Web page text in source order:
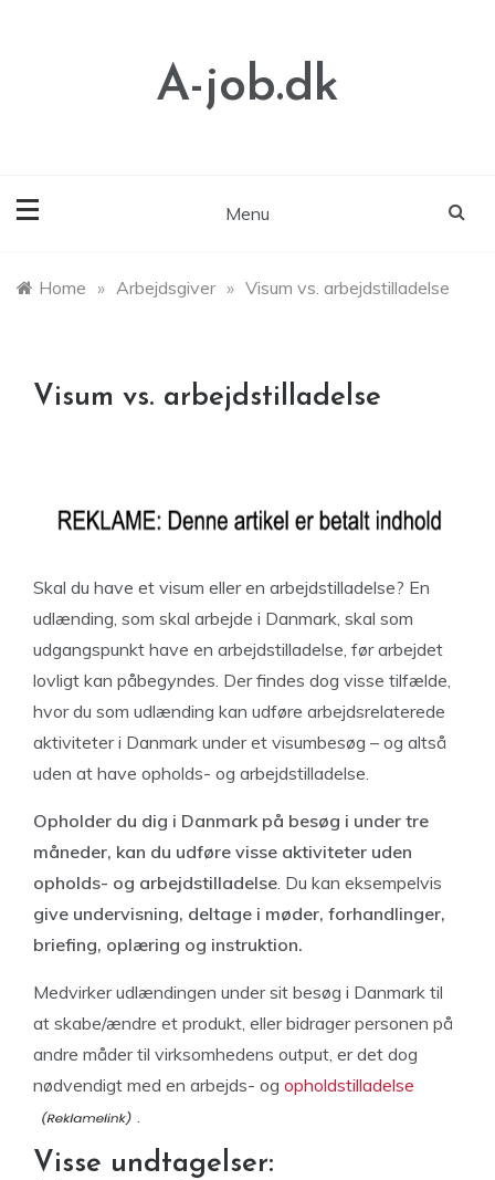
A-job.dk
Menu
Home » Arbejdsgiver » Visum vs. arbejdstilladelse
Visum vs. arbejdstilladelse
Skal du have et visum eller en arbejdstilladelse? En
udlænding, som skal arbejde i Danmark, skal som
udgangspunkt have en arbejdstilladelse, før arbejdet
lovligt kan påbegyndes. Der findes dog visse tilfælde,
hvor du som udlænding kan udføre arbejdsrelaterede
aktiviteter i Danmark under et visumbesøg – og altså
uden at have opholds- og arbejdstilladelse.
Opholder du dig i Danmark på besøg i under tre
måneder, kan du udføre visse aktiviteter uden
opholds- og arbejdstilladelse. Du kan eksempelvis
give undervisning, deltage i møder, forhandlinger,
briefing, oplæring og instruktion.
Medvirker udlændingen under sit besøg i Danmark til
at skabe/ændre et produkt, eller bidrager personen på
andre måder til virksomhedens output, er det dog
nødvendigt med en arbejds- og opholdstilladelse
.
Visse undtagelser: